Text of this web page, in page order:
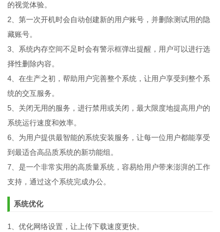
的视觉体验。
2、第一次开机时会自动创建新的用户账号，并删除测试用的隐
藏账号。
3、系统内存空间不足时会有警示框弹出提醒，用户可以进行选
择性删除内容。
4、在生产之初，帮助用户完善整个系统，让用户享受到整个系
统的交互服务。
5、关闭无用的服务，进行禁用或关闭，最大限度地提高用户的
系统运行速度和效率。
6、为用户提供最智能的系统安装服务，让每一位用户都能享受
到最适合高品质系统的新功能组。
7、是一个非常实用的高质量系统，容易给用户带来澎湃的工作
支持，通过这个系统完成办公。
系统优化
1、优化网络设置，让上传下载速度更快。